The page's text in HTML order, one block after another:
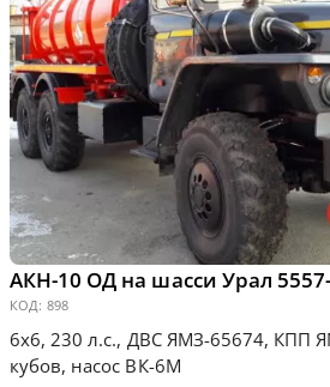
АКН-10 ОД на шасси Урал
КОД: 898
6х6, 230 л.с., ДВС ЯМЗ-65674, КПП
кубов, насос ВК-6М